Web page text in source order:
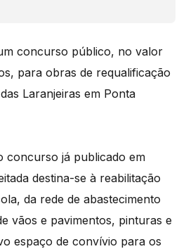
concurso público, no valor
para obras de requalificação
Laranjeiras em Ponta
concurso já publicado em
destina-se à reabilitação
da rede de abastecimento
vãos e pavimentos, pinturas e
espaço de convívio para os